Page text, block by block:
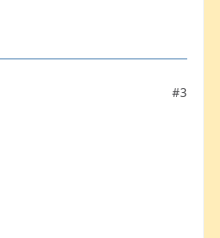
#3